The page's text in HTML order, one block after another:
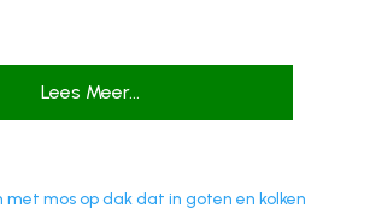
Lees Meer...